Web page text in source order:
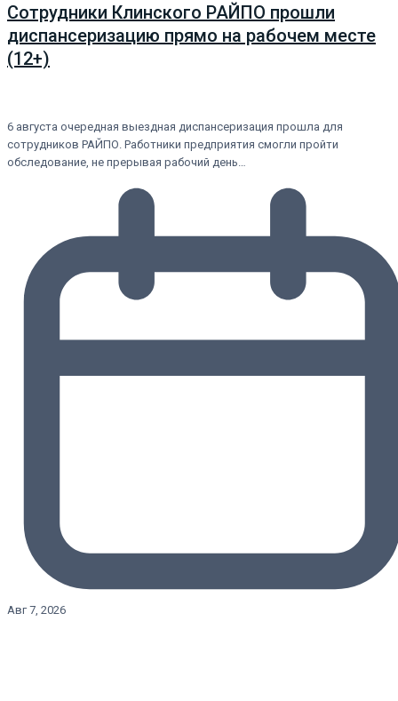
Сотрудники Клинского РАЙПО прошли
диспансеризацию прямо на рабочем месте
(12+)
6 августа очередная выездная диспансеризация прошла для
сотрудников РАЙПО. Работники предприятия смогли пройти
обследование, не прерывая рабочий день…
Авг 7, 2026